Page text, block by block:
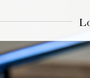
de
En nuestro hotel
en
de la finca